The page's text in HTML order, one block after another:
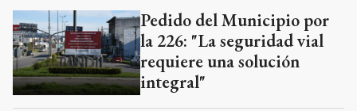
Pedido del Municipio por
la 226: "La seguridad vial
requiere una solución
integral"